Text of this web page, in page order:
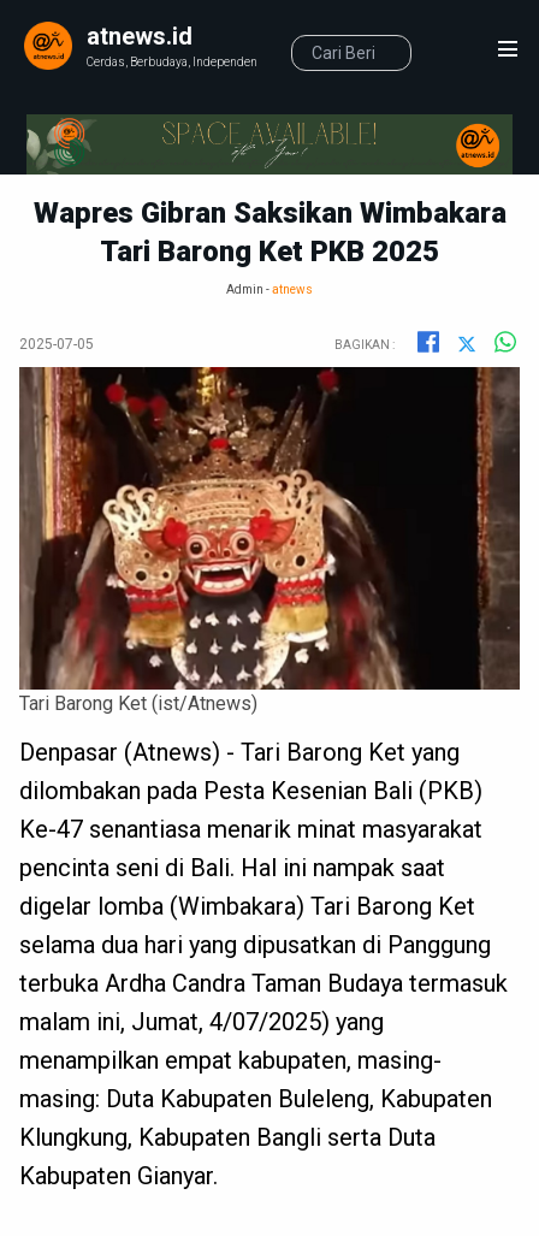
atnews.id
Cerdas, Berbudaya, Independen
Wapres Gibran Saksikan Wimbakara
Tari Barong Ket PKB 2025
Admin -atnews
2025-07-05 BAGIKAN :
Tari Barong Ket (ist/Atnews)
Denpasar (Atnews) - Tari Barong Ket yang
dilombakan pada Pesta Kesenian Bali (PKB)
Ke-47 senantiasa menarik minat masyarakat
pencinta seni di Bali. Hal ini nampak saat
digelar lomba (Wimbakara) Tari Barong Ket
selama dua hari yang dipusatkan di Panggung
terbuka Ardha Candra Taman Budaya termasuk
malam ini, Jumat, 4/07/2025) yang
menampilkan empat kabupaten, masing-
masing: Duta Kabupaten Buleleng, Kabupaten
Klungkung, Kabupaten Bangli serta Duta
Kabupaten Gianyar.